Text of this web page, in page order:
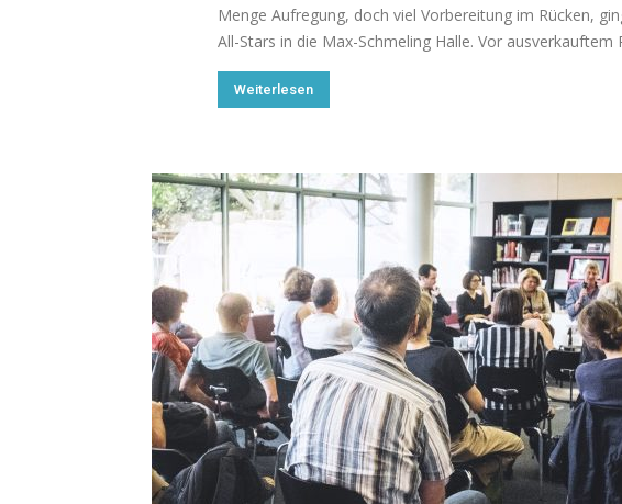
Menge Aufregung, doch viel Vorbereitung im Rücken,
All-Stars in die Max-Schmeling Halle. Vor ausverkauftem
Weiterlesen